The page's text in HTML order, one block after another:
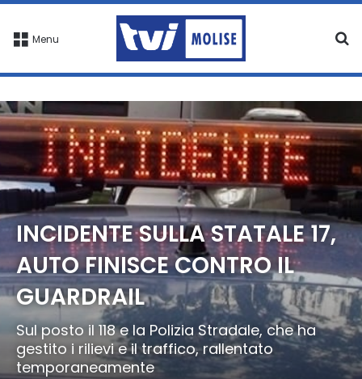
Menu
INCIDENTE SULLA STATALE 17,
AUTO FINISCE CONTRO IL
GUARDRAIL
Sul posto il 118 e la Polizia Stradale, che ha
gestito i rilievi e il traffico, rallentato
temporaneamente